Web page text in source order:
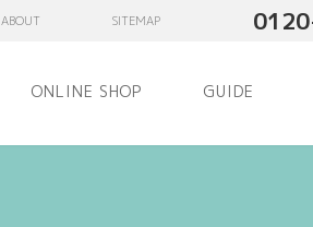
ABOUT SITEMAP
ONLINE SHOP GUIDE